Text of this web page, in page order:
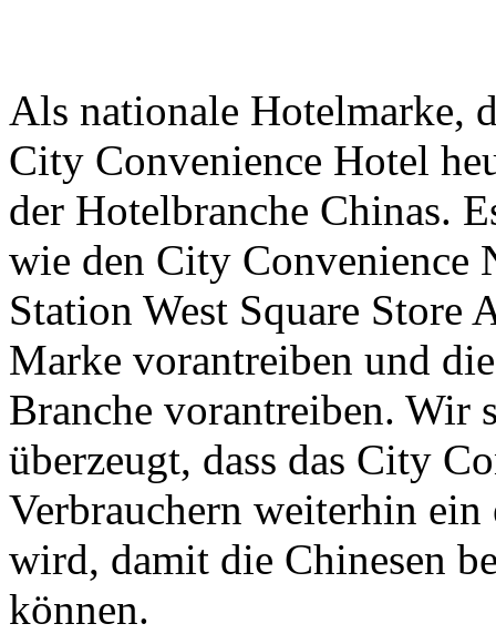
Als nationale Hotelmarke,
City Convenience Hotel
der Hotelbranche Chinas.
wie den City Convenience
Station West Square Store
Marke vorantreiben und
Branche vorantreiben. Wir
überzeugt, dass das City
Verbrauchern weiterhin ein
wird, damit die Chinesen
können.